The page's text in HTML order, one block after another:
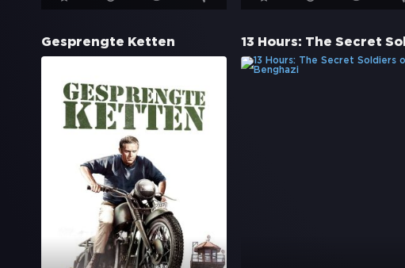
Gesprengte Ketten